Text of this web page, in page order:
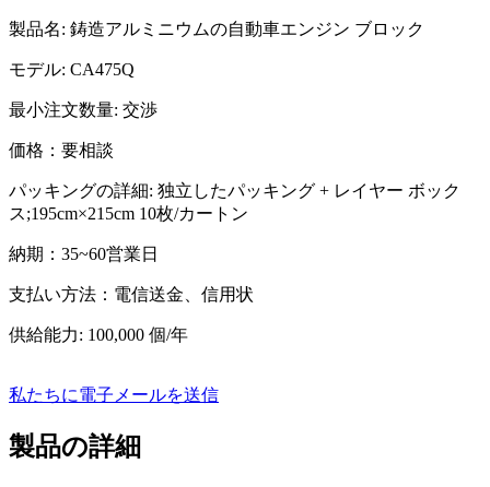
製品名: 鋳造アルミニウムの自動車エンジン ブロック
モデル: CA475Q
最小注文数量: 交渉
価格：要相談
パッキングの詳細: 独立したパッキング + レイヤー ボック
ス;195cm×215cm 10枚/カートン
納期：35~60営業日
支払い方法：電信送金、信用状
供給能力: 100,000 個/年
私たちに電子メールを送信
製品の詳細